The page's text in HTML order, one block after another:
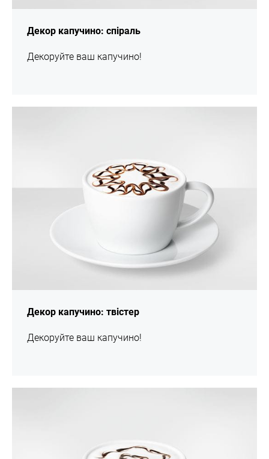
Декор капучино: спіраль
Декоруйте ваш капучино!
Декор капучино: твістер
Декоруйте ваш капучино!